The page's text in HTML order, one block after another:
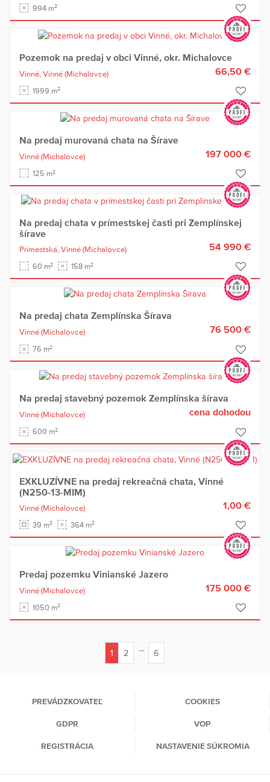
994 m2
Pozemok na predaj v obci Vinné, okr. Michalovce
Vinné, Vinné (Michalovce)
1999 m2
66,50 €
Na predaj murovaná chata na Šírave
Vinné (Michalovce)
125 m2
197 000 €
Na predaj chata v prímestskej časti pri Zemplínskej
šírave
Prímestská, Vinné (Michalovce)
60 m2 158 m2
54 990 €
Na predaj chata Zemplínska Šírava
Vinné (Michalovce)
76 m2
76 500 €
Na predaj stavebný pozemok Zemplínska šírava
Vinné (Michalovce)
600 m2
cena dohodou
EXKLUZÍVNE na predaj rekreačná chata, Vinné
(N250-13-MIM)
Vinné (Michalovce)
39 m2 364 m2
1,00 €
Predaj pozemku Vinianské Jazero
Vinné (Michalovce)
1050 m2
175 000 €
1
2 ... 6
PREVÁDZKOVATEĽ COOKIES
GDPR VOP
REGISTRÁCIA NASTAVENIE SÚKROMIA